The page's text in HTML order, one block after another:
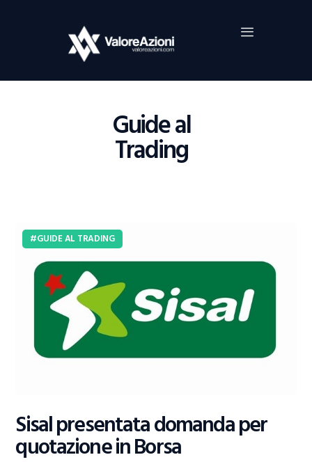
Guide al
Trading
Home
Investimenti
Borsa
Guide Al Trading
Criptovalute
GUIDE AL TRADING
Sisal presentata domanda per
quotazione in Borsa